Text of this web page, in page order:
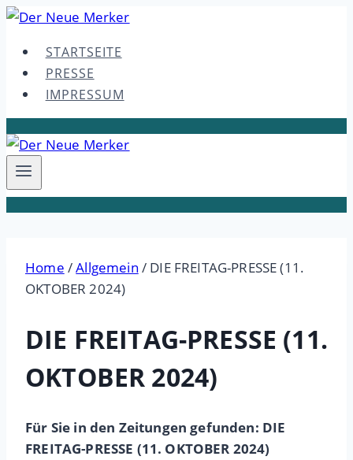
Skip
contentSTARTSEITE
PRESSE
IMPRESSUM
Home /Allgemein / DIE FREITAG-PRESSE (11.
OKTOBER 2024)
DIE FREITAG-PRESSE (11.
OKTOBER 2024)
Für Sie in den Zeitungen gefunden: DIE
FREITAG-PRESSE (11. OKTOBER 2024)